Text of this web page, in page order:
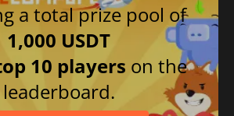
a total prize pool of
1,000 USDT
10 players on the
leaderboard.